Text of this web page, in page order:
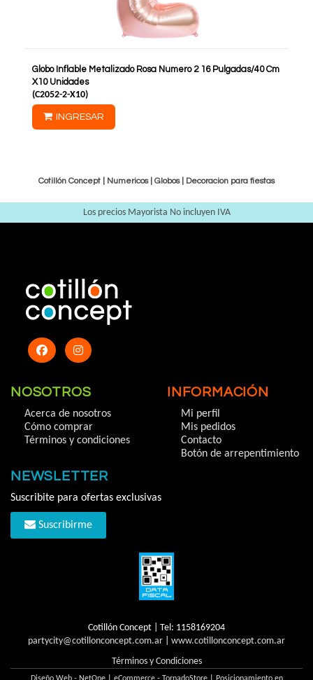
Globo Inflable Metalizado Rosa Numero 2 16 Pulgadas/40 Cm
X10 Unidades
(C2052-2-X10)
INGRESAR
Cotillón Concept | Numericos| Globos| Decoracion para fiestas
Los precios Mayorista No incluyen IVA
NOSOTROS
Acerca de nosotros
Cómo comprar
Términos y condiciones
INFORMACIÓN
Mi perfil
Mis pedidos
Contacto
Botón de arrepentimiento
NEWSLETTER
Suscribite para ofertas exclusivas
Suscribirme
Cotillón Concept | Tel: 1158169204
partycity@cotillonconcept.com.ar
www.cotillonconcept.com.ar
Términos y Condiciones